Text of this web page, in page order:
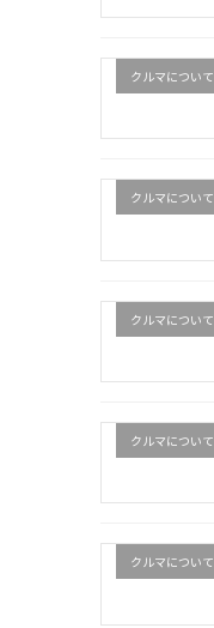
クルマについて
クルマについて
クルマについて
クルマについて
クルマについて